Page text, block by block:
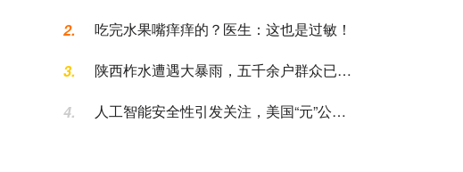
2.
吃完水果嘴痒痒的？医生：这也是过敏！
3.
陕西柞水遭遇大暴雨，五千余户群众已紧
4.
人工智能安全性引发关注，美国“元”公司